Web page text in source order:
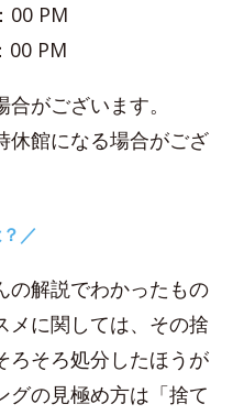
00 PM
00 PM
がございます。
館になる場合がござ
／
の解説でわかったもの
メに関しては、その捨
ろそろ処分したほうが
グの見極め方は「捨て